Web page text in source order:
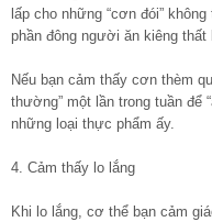
lấp cho những “cơn đói”
phần đông người ăn kiêng thất
Nếu bạn cảm thấy cơn thèm
thường” một lần trong tuần để
những loại thực phẩm ấy.
4. Cảm thấy lo lắng
Khi lo lắng, cơ thể bạn cảm